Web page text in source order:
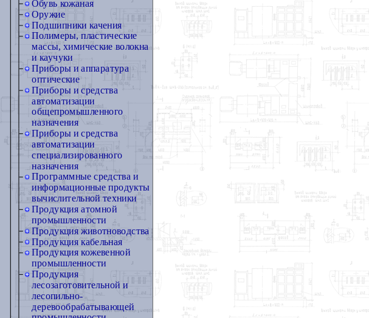
Обувь кожаная
Оружие
Подшипники качения
Полимеры, пластические
массы, химические волокна
и каучуки
Приборы и аппаратура
оптические
Приборы и средства
автоматизации
общепромышленного
назначения
Приборы и средства
автоматизации
специализированного
назначения
Программные средства и
информационные продукты
вычислительной техники
Продукция атомной
промышленности
Продукция животноводства
Продукция кабельная
Продукция кожевенной
промышленности
Продукция
лесозаготовительной и
лесопильно-
деревообрабатывающей